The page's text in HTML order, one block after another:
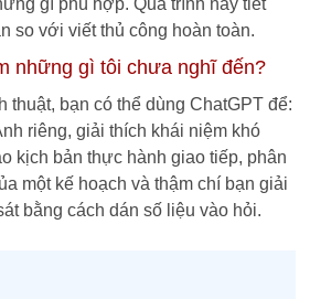
gì phù hợp. Quá trình này tiết
so với viết thủ công hoàn toàn.
những gì tôi chưa nghĩ đến?
thuật, bạn có thể dùng ChatGPT để:
riêng, giải thích khái niệm khó
kịch bản thực hành giao tiếp, phân
một kế hoạch và thậm chí bạn giải
bằng cách dán số liệu vào hỏi.